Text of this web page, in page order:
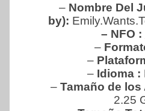
– Nombre Del
by):
– NFO :
–
–
– Idioma :
– Tamaño de
2.25